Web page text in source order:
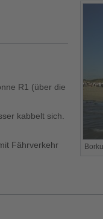
R1 (über die
kabbelt sich.
Fährverkehr